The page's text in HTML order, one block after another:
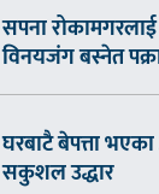
सपना
विनयजंग बस्नेत
घरबाटै बेपत्ता
सकुशल उद्धार